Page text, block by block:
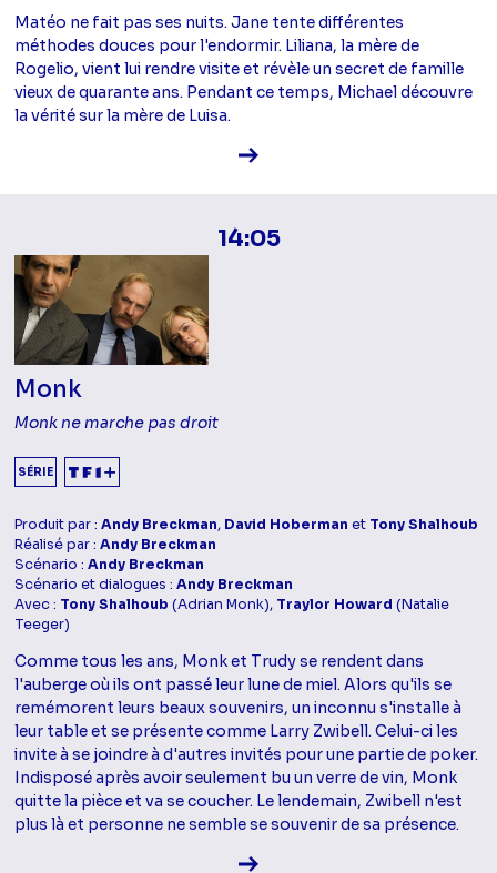
Matéo ne fait pas ses nuits. Jane tente différentes
méthodes douces pour l'endormir. Liliana, la mère de
Rogelio, vient lui rendre visite et révèle un secret de famille
vieux de quarante ans. Pendant ce temps, Michael découvre
la vérité sur la mère de Luisa.
Voir la fiche diffusion
14:05
Monk
Monk ne marche pas droit
SÉRIE
Produit par :Andy Breckman, David Hoberman et Tony Shalhoub
Réalisé par :Andy Breckman
Scénario :Andy Breckman
Scénario et dialogues :Andy Breckman
Avec : Tony Shalhoub (Adrian Monk), Traylor Howard (Natalie
Teeger)
Comme tous les ans, Monk et Trudy se rendent dans
l'auberge où ils ont passé leur lune de miel. Alors qu'ils se
remémorent leurs beaux souvenirs, un inconnu s'installe à
leur table et se présente comme Larry Zwibell. Celui-ci les
invite à se joindre à d'autres invités pour une partie de poker.
Indisposé après avoir seulement bu un verre de vin, Monk
quitte la pièce et va se coucher. Le lendemain, Zwibell n'est
plus là et personne ne semble se souvenir de sa présence.
Voir la fiche diffusion